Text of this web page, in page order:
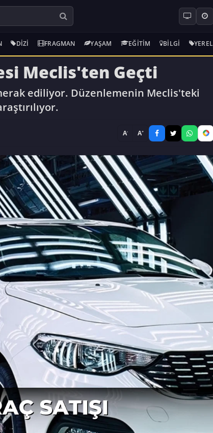
DIZI FRAGMAN YAŞAM EĞITIM BILGI YEREL
Meclis'ten Geçti
ediliyor. Düzenlemenin Meclis'teki
A- A+